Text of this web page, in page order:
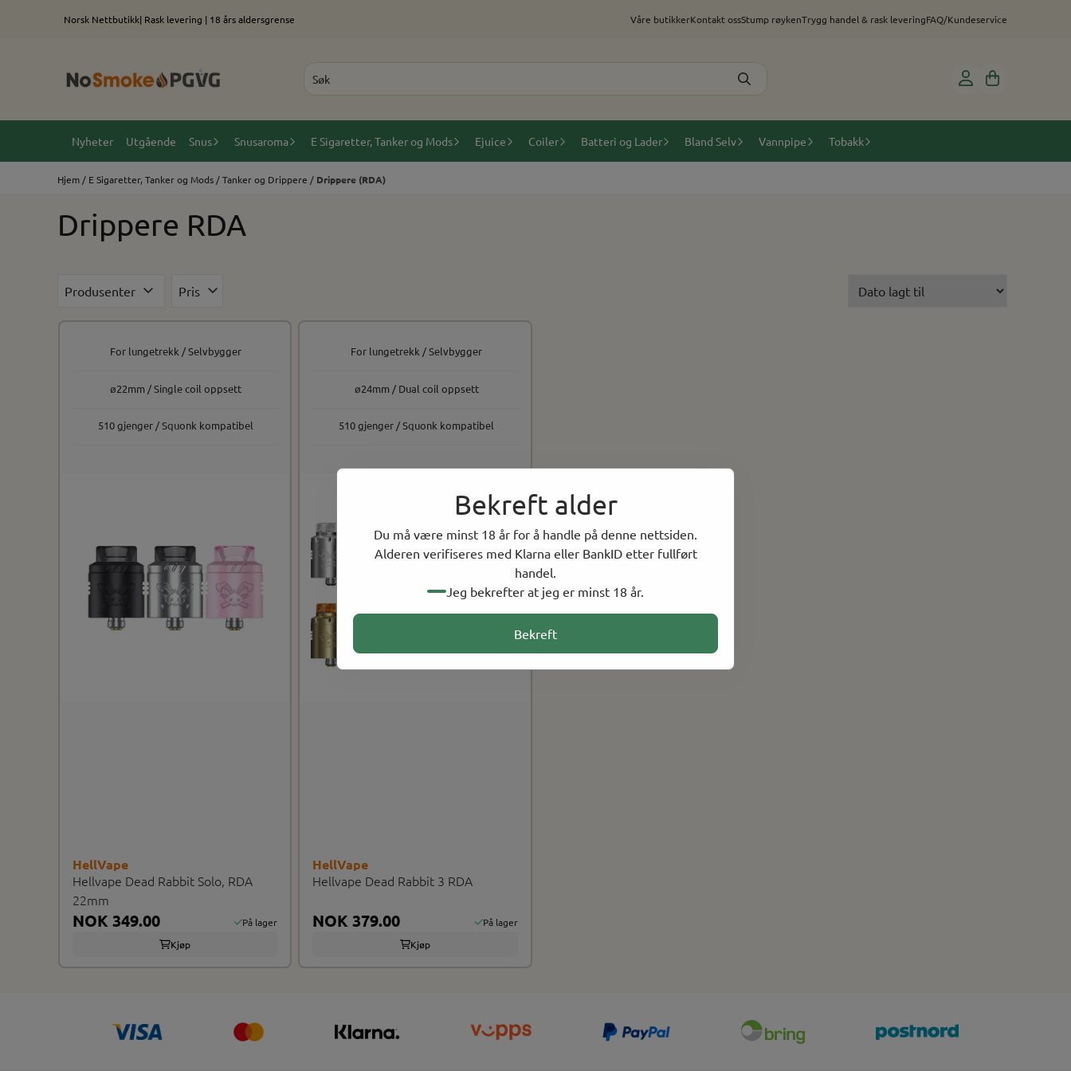
Bekreft alder
Du må være minst 18 år for å handle på denne nettsiden.
Alderen verifiseres med Klarna eller BankID etter fullført
handel.
Jeg bekrefter at jeg er minst 18 år.
Bekreft
Hopp til innholdNorsk Nettbutikk| Rask levering | 18 års aldersgrense Våre butikkerKontakt ossStump røykenTrygg handel & rask leveringFAQ/Kundeservice
Nyheter Utgående Snus Snusaroma E Sigaretter, Tanker og Mods Ejuice Coiler Batteri og Lader Bland Selv Vannpipe Tobakk
Hjem / E Sigaretter, Tanker og Mods /Tanker og Drippere / Drippere (RDA)
Drippere RDA
Produsenter Pris
HellVape
Hellvape Dead Rabbit Solo, RDA
22mm
NOK 349.00
På lager
Kjøp
For lungetrekk / Selvbygger
ø22mm / Single coil oppsett
510 gjenger / Squonk kompatibel
HellVape
Hellvape Dead Rabbit 3 RDA
NOK 379.00
På lager
Kjøp
For lungetrekk / Selvbygger
ø24mm / Dual coil oppsett
510 gjenger / Squonk kompatibel